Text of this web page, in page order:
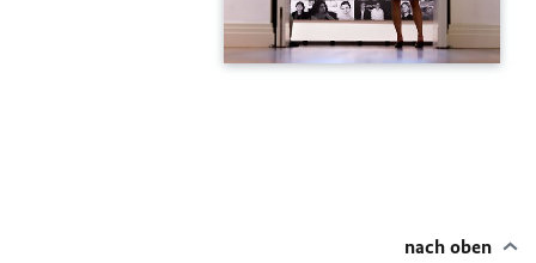
nach oben